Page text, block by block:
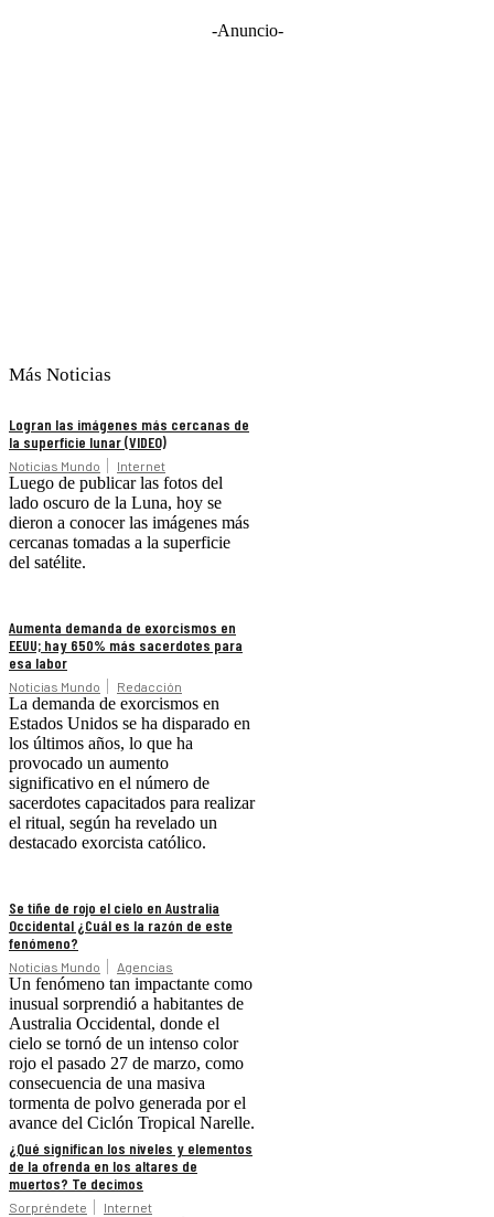
-Anuncio-
Más Noticias
Logran las imágenes más cercanas de
la superficie lunar (VIDEO)
Noticias Mundo Internet
Luego de publicar las fotos del
lado oscuro de la Luna, hoy se
dieron a conocer las imágenes más
cercanas tomadas a la superficie
del satélite.
Aumenta demanda de exorcismos en
EEUU; hay 650% más sacerdotes para
esa labor
Noticias Mundo Redacción
La demanda de exorcismos en
Estados Unidos se ha disparado en
los últimos años, lo que ha
provocado un aumento
significativo en el número de
sacerdotes capacitados para realizar
el ritual, según ha revelado un
destacado exorcista católico.
Se tiñe de rojo el cielo en Australia
Occidental ¿Cuál es la razón de este
fenómeno?
Noticias Mundo Agencias
Un fenómeno tan impactante como
inusual sorprendió a habitantes de
Australia Occidental, donde el
cielo se tornó de un intenso color
rojo el pasado 27 de marzo, como
consecuencia de una masiva
tormenta de polvo generada por el
avance del Ciclón Tropical Narelle.
¿Qué significan los niveles y elementos
de la ofrenda en los altares de
muertos? Te decimos
Sorpréndete Internet